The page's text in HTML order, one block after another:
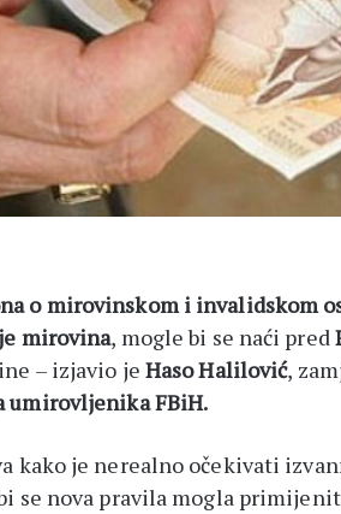
o mirovinskom i invalidskom
mirovina, mogle bi se naći pred
– izjavio je Haso Halilović,
umirovljenika FBiH.
kako je nerealno očekivati
se nova pravila mogla